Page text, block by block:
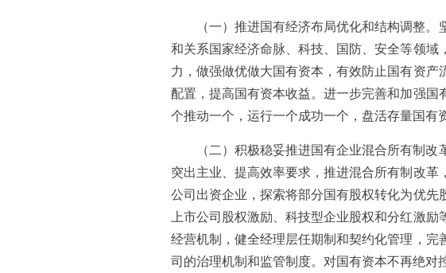
（一）推进国有经济布局优化和结构调整
和关系国家经济命脉、科技、国防、安全等领
力，做强做优做大国有资本，有效防止国有资
配置，提高国有资本收益。进一步完善和加强
个推动一个，运行一个成功一个，盘活存量国有
（二）积极稳妥推进国有企业混合所有制
突出主业、提高效率要求，推进混合所有制改
公司出资企业，探索将部分国有股权转化为优先
上市公司股权激励、科技型企业股权和分红激
经营机制，健全经理层任期制和契约化管理，
司的治理机制和监管制度。对国有资本不再绝对